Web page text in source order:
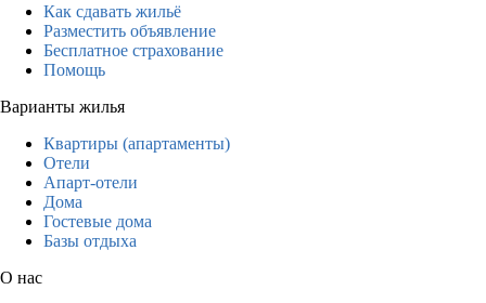
Как сдавать жильё
Разместить объявление
Бесплатное страхование
Помощь
Варианты жилья
Квартиры (апартаменты)
Отели
Апарт-отели
Дома
Гостевые дома
Базы отдыха
О нас